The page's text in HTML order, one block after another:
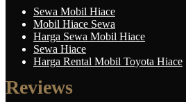
Sewa Mobil Hiace
Mobil Hiace Sewa
Harga Sewa Mobil Hiace
Sewa Hiace
Harga Rental Mobil Toyota Hiace
Reviews